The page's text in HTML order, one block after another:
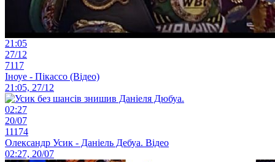
21:05
27/12
7117
Іноуе - Пікассо (Відео)
21:05, 27/12
02:27
20/07
11174
Олександр Усик - Даніель Дебуа. Відео
02:27, 20/07